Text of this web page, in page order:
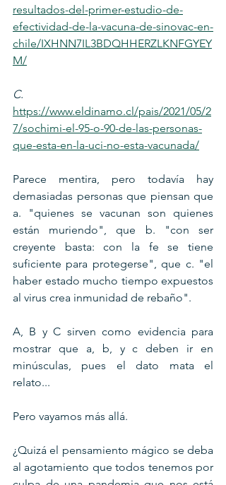
resultados-del-primer-estudio-de-
efectividad-de-la-vacuna-de-sinovac-en-
chile/IXHNN7IL3BDQHHERZLKNFGYEY
M/
C.
https://www.eldinamo.cl/pais/2021/05/2
7/sochimi-el-95-o-90-de-las-personas-
que-esta-en-la-uci-no-esta-vacunada/
Parece mentira, pero todavía hay
demasiadas personas que piensan que
a. "quienes se vacunan son quienes
están muriendo", que b. "con ser
creyente basta: con la fe se tiene
suficiente para protegerse", que c. "el
haber estado mucho tiempo expuestos
al virus crea inmunidad de rebaño".
A, B y C sirven como evidencia para
mostrar que a, b, y c deben ir en
minúsculas, pues el dato mata el
relato...
Pero vayamos más allá.
¿Quizá el pensamiento mágico se deba
al agotamiento que todos tenemos por